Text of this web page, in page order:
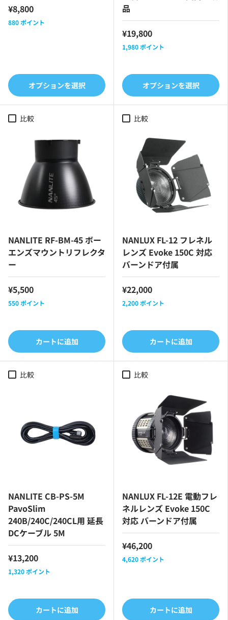
¥8,800
880ポイント
オプションを選択
品
¥19,800
1,980ポイント
オプションを選択
比較
NANLITE RF-BM-45 ボー
エンズマウントリフレクタ
ー
¥5,500
550ポイント
カートに追加
比較
NANLUX FL-12 フレネル
レンズ Evoke 150C 対応
バーンドア付属
¥22,000
2,200ポイント
カートに追加
比較
NANLITE CB-PS-5M
PavoSlim
240B/240C/240CL用 延長
DCケーブル 5M
¥13,200
1,320ポイント
カートに追加
比較
NANLUX FL-12E 電動フレ
ネルレンズ Evoke 150C
対応 バーンドア付属
¥46,200
4,620ポイント
カートに追加